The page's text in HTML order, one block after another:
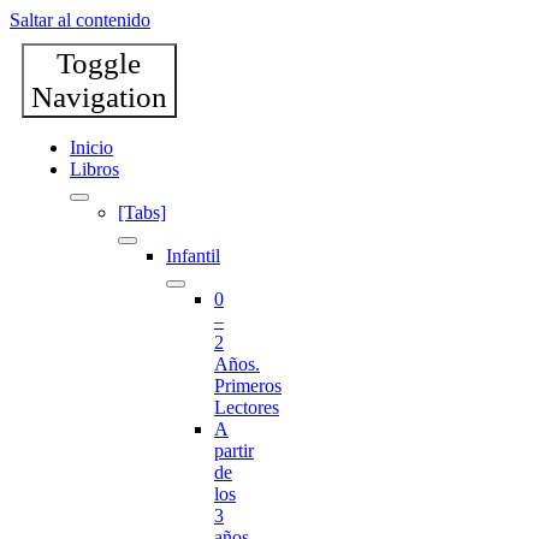
Saltar al contenido
Toggle
Navigation
Inicio
Libros
[Tabs]
Infantil
0
–
2
Años.
Primeros
Lectores
A
partir
de
los
3